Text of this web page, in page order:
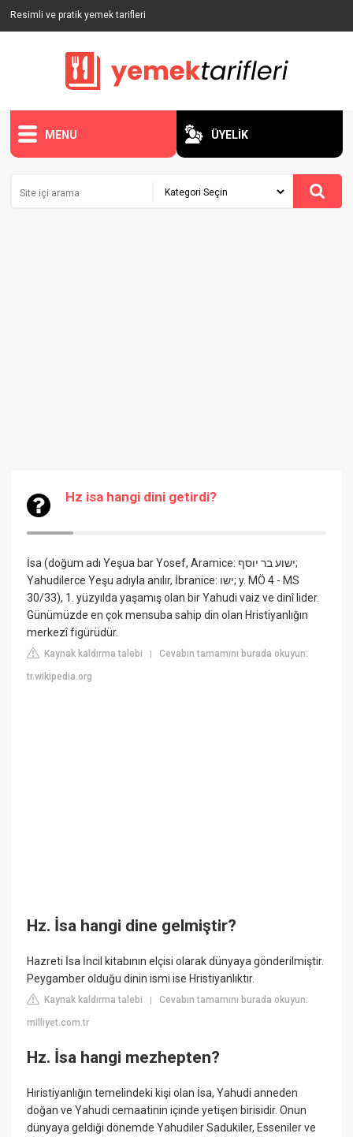
Resimli ve pratik yemek tarifleri
MENU ÜYELİK
Hz isa hangi dini getirdi?
İsa (doğum adı Yeşua bar Yosef, Aramice: ישוע בר יוסף;
Yahudilerce Yeşu adıyla anılır, İbranice: ישו; y. MÖ 4 - MS
30/33), 1. yüzyılda yaşamış olan bir Yahudi vaiz ve dinî lider.
Günümüzde en çok mensuba sahip din olan Hristiyanlığın
merkezî figürüdür.
Kaynak kaldırma talebi |Cevabın tamamını burada okuyun:
tr.wikipedia.org
Hz. İsa hangi dine gelmiştir?
Hazreti İsa İncil kitabının elçisi olarak dünyaya gönderilmiştir.
Peygamber olduğu dinin ismi ise Hristiyanlıktır.
Kaynak kaldırma talebi |Cevabın tamamını burada okuyun:
milliyet.com.tr
Hz. İsa hangi mezhepten?
Hıristiyanlığın temelindeki kişi olan İsa, Yahudi anneden
doğan ve Yahudi cemaatinin içinde yetişen birisidir. Onun
dünyaya geldiği dönemde Yahudiler Sadukiler, Esseniler ve